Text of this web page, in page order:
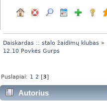
Daiskardas :: stalo žaidimų klubas »
12.10 Povkės Gurps
Puslapiai: 1 2 [3]
Autorius